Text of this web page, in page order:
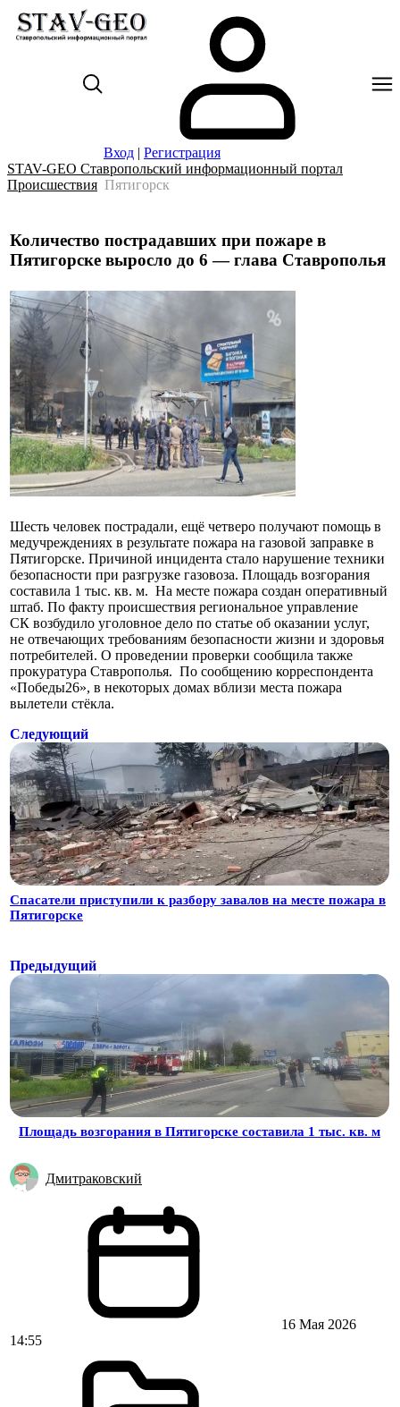
Вход | Регистрация
STAV-GEO Ставропольский информационный портал
Происшествия Пятигорск
Количество пострадавших при пожаре в
Пятигорске выросло до 6 — глава Ставрополья
Шесть человек пострадали, ещё четверо получают помощь в
медучреждениях в результате пожара на газовой заправке в
Пятигорске. Причиной инцидента стало нарушение техники
безопасности при разгрузке газовоза. Площадь возгорания
составила 1 тыс. кв. м. На месте пожара создан оперативный
штаб. По факту происшествия региональное управление
СК возбудило уголовное дело по статье об оказании услуг,
не отвечающих требованиям безопасности жизни и здоровья
потребителей. О проведении проверки сообщила также
прокуратура Ставрополья. По сообщению корреспондента
«Победы26», в некоторых домах вблизи места пожара
вылетели стёкла.
Следующий
Спасатели приступили к разбору завалов на месте пожара в
Пятигорске
Предыдущий
Площадь возгорания в Пятигорске составила 1 тыс. кв. м
Дмитраковский
16 Мая 2026
14:55